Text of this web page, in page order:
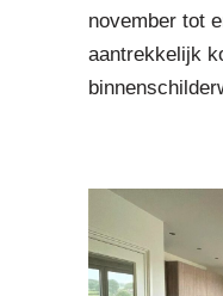
november tot
aantrekkelijk